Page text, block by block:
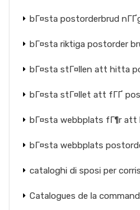
bГ¤sta postorderbrud
bГ¤sta riktiga postorder
bГ¤sta stГ¤llen att hitta
bГ¤sta stГ¤llet att fГҐ
bГ¤sta webbplats fГ¶r
bГ¤sta webbplats
cataloghi di sposi per
Catalogues de la